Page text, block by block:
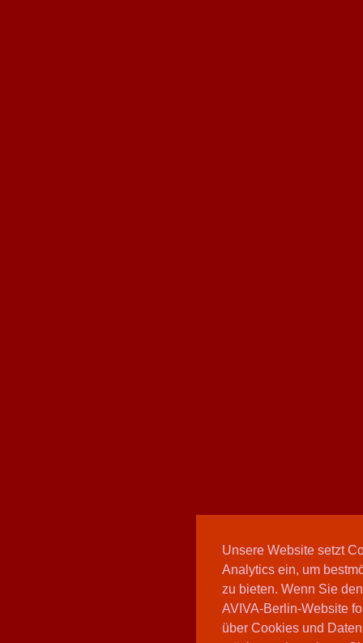
Unsere Website setzt
Analytics ein, um
zu bieten. Wenn Sie
AVIVA-Berlin-Website
über Cookies und